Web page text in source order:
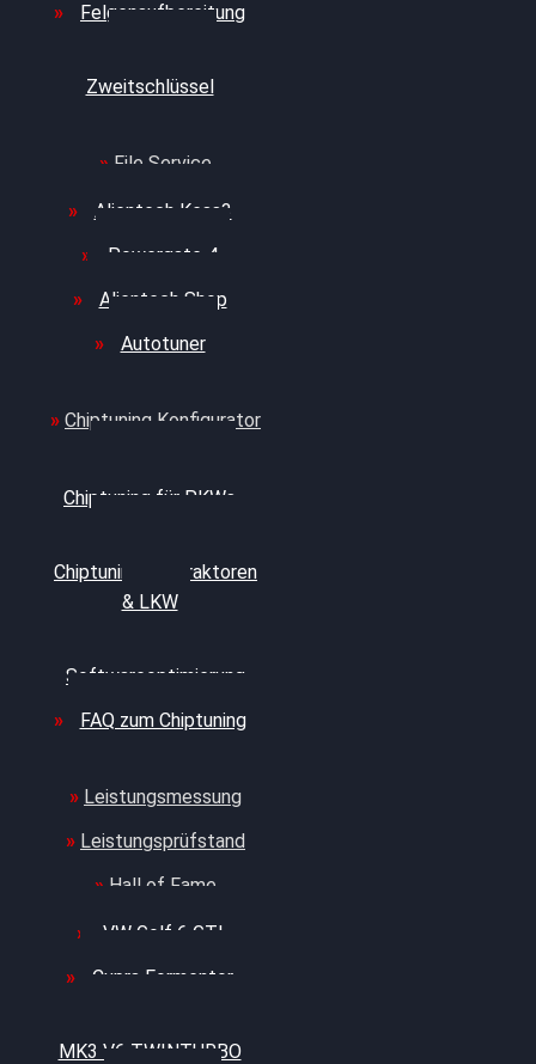
Felgenaufbereitung
Zweitschlüssel
File Service
Alientech Kess3
Powergate 4
Alientech Shop
Autotuner
Chiptuning Konfigurator
Chiptuning für PKWs
Chiptuning für Traktoren
& LKW
Softwareoptimierung
FAQ zum Chiptuning
Leistungsmessung
Leistungsprüfstand
Hall of Fame
VW Golf 6 GTI
Cupra Formentor
MK3 V6 TWINTURBO